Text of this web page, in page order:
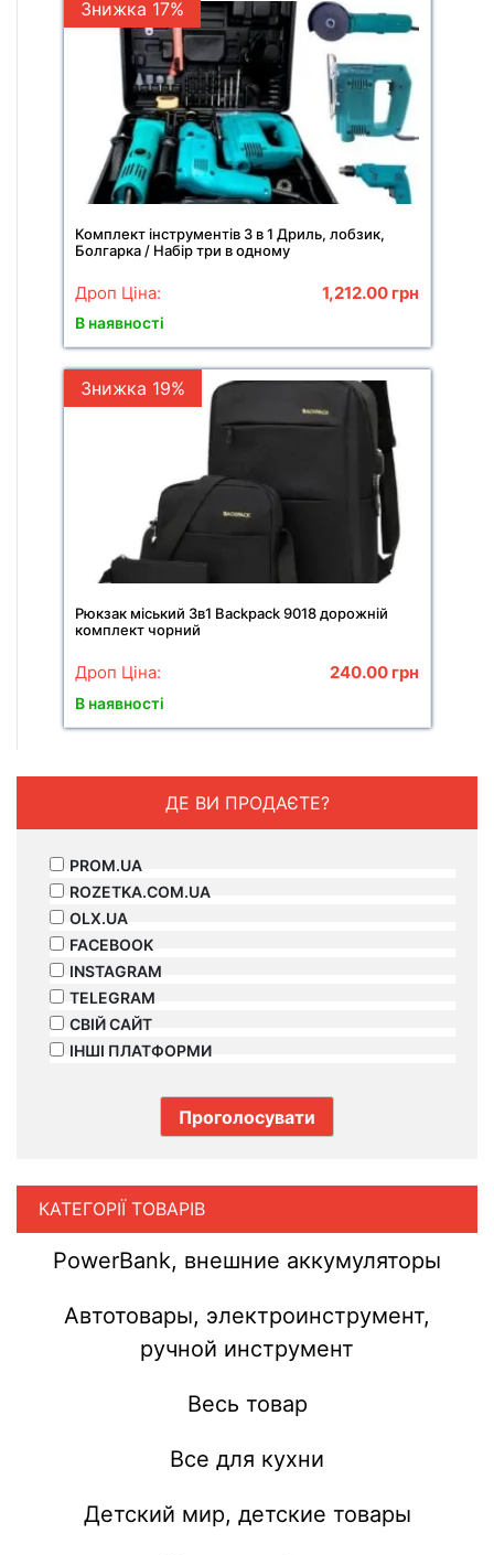
Знижка 17%
Комплект інструментів 3 в 1 Дриль, лобзик,
Болгарка / Набір три в одному
Дроп Ціна: 1,212.00 грн
В наявності
Знижка 19%
Рюкзак міський 3в1 Backpack 9018 дорожній
комплект чорний
Дроп Ціна: 240.00 грн
В наявності
ДЕ ВИ ПРОДАЄТЕ?
PROM.UA
ROZETKA.COM.UA
OLX.UA
FACEBOOK
INSTAGRAM
TELEGRAM
СВІЙ САЙТ
ІНШІ ПЛАТФОРМИ
КАТЕГОРІЇ ТОВАРІВ
PowerBank, внешние аккумуляторы
Автотовары, электроинструмент,
ручной инструмент
Весь товар
Все для кухни
Детский мир, детские товары